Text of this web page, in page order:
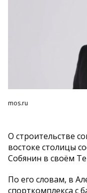
mos.ru
О строительстве
востоке столицы
Собянин в своём
По его словам, в
спорткомплекса с